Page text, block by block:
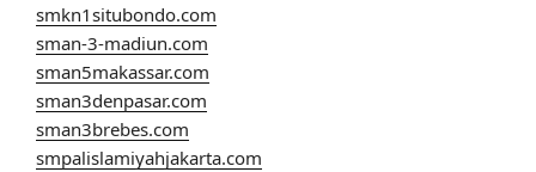
smkn1situbondo.com
sman-3-madiun.com
sman5makassar.com
sman3denpasar.com
sman3brebes.com
smpalislamiyahjakarta.com